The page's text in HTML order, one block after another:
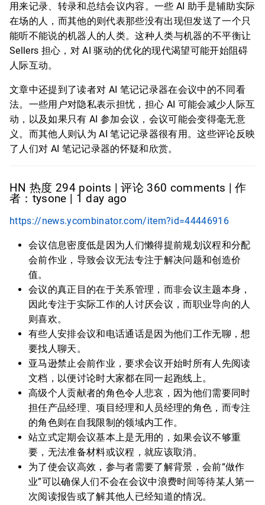
用来记录、转录和总结会议内容。一些 AI 助手是辅助实际
在场的人，而其他的则代表那些没有出现但发送了一个只
能听不能说的机器人的人类。这种人类与机器的不平衡让
Sellers 担心，对 AI 驱动的优化的现代渴望可能开始阻碍
人际互动。
文章中还提到了读者对 AI 笔记记录器在会议中的不同看
法。一些用户对隐私表示担忧，担心 AI 可能会减少人际互
动，以及如果只有 AI 参加会议，会议可能会变得毫无意
义。而其他人则认为 AI 笔记记录器很有用。这些评论反映
了人们对 AI 笔记记录器的怀疑和欣赏。
HN 热度 294 points | 评论 360 comments | 作
者：tysone | 1 day ago
https://news.ycombinator.com/item?id=44446916
会议信息密度低是因为人们懒得提前规划议程和分配
会前作业，导致会议无法专注于解决问题和创造价
值。
会议的真正目的在于关系管理，而非会议主题本身，
因此专注于实际工作的人讨厌会议，而职业导向的人
则喜欢。
有些人安排会议和电话通话是因为他们工作无聊，想
要找人聊天。
亚马逊禁止会前作业，要求会议开始时所有人先阅读
文档，以便讨论时大家都在同一起跑线上。
高级个人贡献者的角色令人悲哀，因为他们需要同时
担任产品经理、项目经理和人员经理的角色，而专注
的角色则在自我限制的领域内工作。
站立式定期会议基本上是无用的，如果会议不够重
要，无法准备材料或议程，就应该取消。
为了使会议高效，参与者需要了解背景，会前“做作
业”可以确保人们不会在会议中浪费时间等待某人第一
次阅读报告或了解其他人已经知道的情况。